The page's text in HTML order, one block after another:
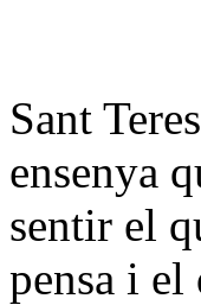
Sant
ensenya
sentir el
pensa i el